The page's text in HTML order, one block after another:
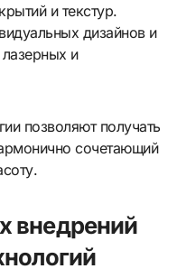
и текстур.
дизайнов и
и
позволяют получать
сочетающий
внедрений